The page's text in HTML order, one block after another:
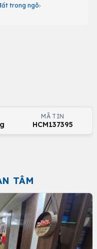
trong ngõ
MÃ TIN
HCM137395
TÂM